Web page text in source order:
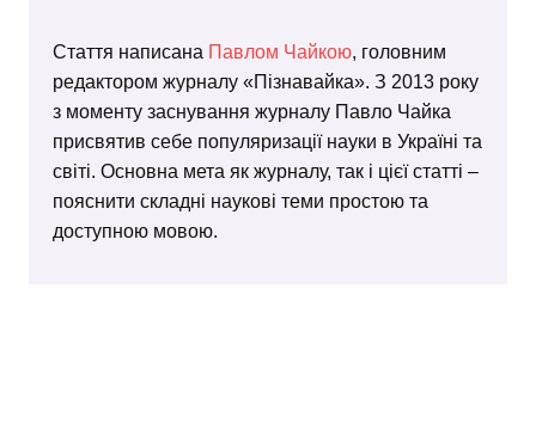
Стаття написана Павлом Чайкою, головним
редактором журналу «Пізнавайка». З 2013 року
з моменту заснування журналу Павло Чайка
присвятив себе популяризації науки в Україні та
світі. Основна мета як журналу, так і цієї статті –
пояснити складні наукові теми простою та
доступною мовою.